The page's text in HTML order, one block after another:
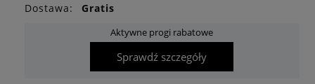
Dostawa:
Gratis
Aktywne progi rabatowe
Sprawdź szczegóły